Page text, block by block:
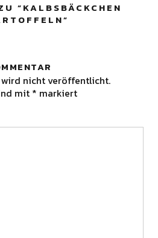
“KALBSBÄCKCHEN
”
nicht veröffentlicht.
mit * markiert